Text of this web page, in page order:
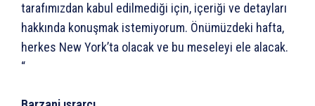
tarafımızdan kabul edilmediği için, içeriği ve detayları
hakkında konuşmak istemiyorum. Önümüzdeki hafta,
herkes New York’ta olacak ve bu meseleyi ele alacak.
“